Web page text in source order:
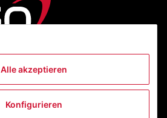
Alle akzeptieren
Konfigurieren